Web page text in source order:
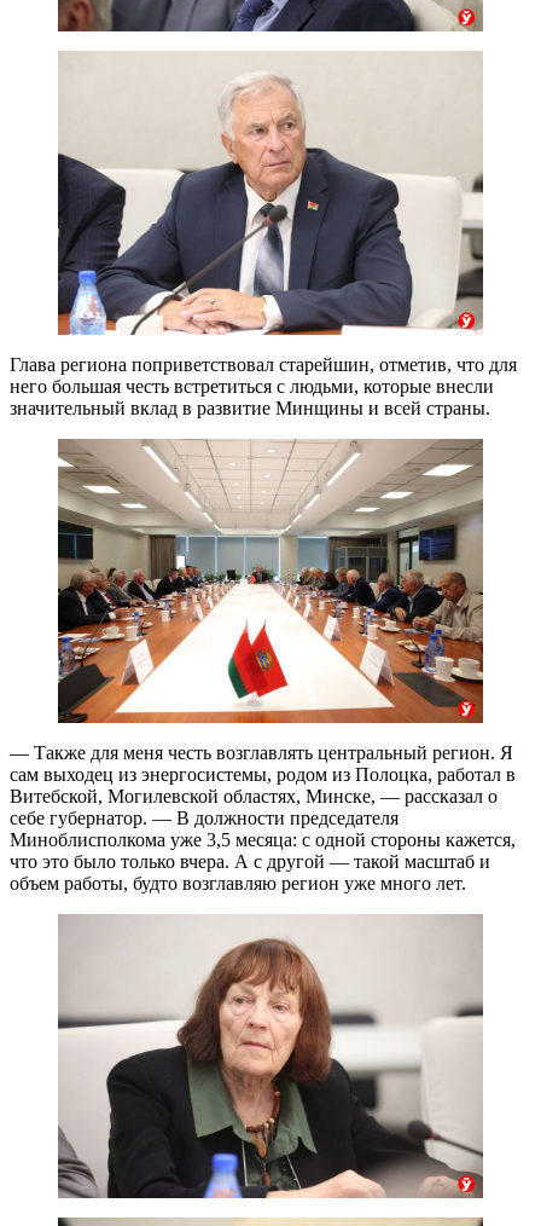
Глава региона поприветствовал старейшин, отметив, что для
него большая честь встретиться с людьми, которые внесли
значительный вклад в развитие Минщины и всей страны.
— Также для меня честь возглавлять центральный регион. Я
сам выходец из энергосистемы, родом из Полоцка, работал в
Витебской, Могилевской областях, Минске, — рассказал о
себе губернатор. — В должности председателя
Миноблисполкома уже 3,5 месяца: с одной стороны кажется,
что это было только вчера. А с другой — такой масштаб и
объем работы, будто возглавляю регион уже много лет.